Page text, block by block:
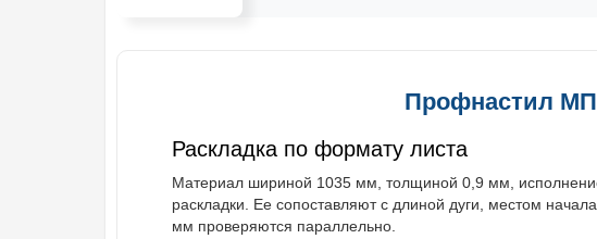
Профнастил
Раскладка по формату листа
Материал шириной 1035 мм, толщиной 0,9 мм,
раскладки. Ее сопоставляют с длиной дуги, местом
мм проверяются параллельно.